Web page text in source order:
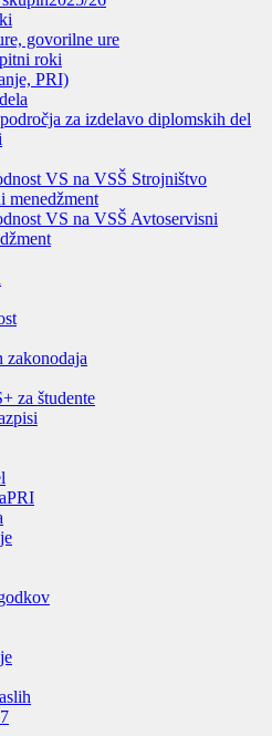
govorilne ure
roki
PRI)
za izdelavo diplomskih del
VS na VSŠ Strojništvo
menedžment
VS na VSŠ Avtoservisni
za študente
PRI